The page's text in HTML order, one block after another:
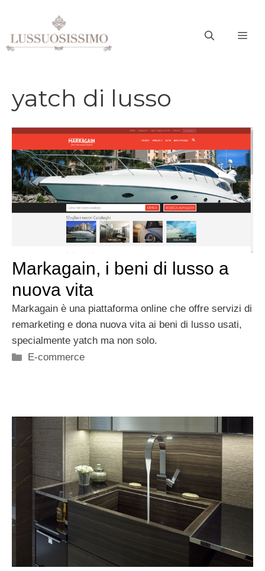
contenuto
yatch di lusso
Markagain, i beni di lusso a
nuova vita
Markagain è una piattaforma online che offre servizi di
remarketing e dona nuova vita ai beni di lusso usati,
specialmente yatch ma non solo.
Categorie
E-commerce